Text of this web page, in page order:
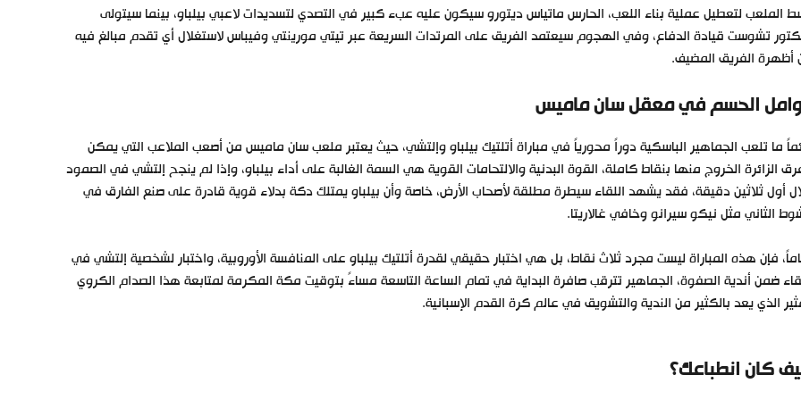
الملعب لتعطيل عملية بناء اللعب، الحارس ماتياس ديتورو سيكون عليه عبء كبير في التصدي لتسديدات لاعبي بيلباو، بينما سيتولى
تشوست قيادة الدفاع، وفي الهجوم سيعتمد الفريق على المرتدات السريعة عبر تيتي مورينتي وفيباس لاستغلال أي تقدم مبالغ فيه
أظهرة الفريق المضيف.
الحسم في معقل سان ماميس
ما تلعب الجماهير الباسكية دوراً محورياً في مباراة أتلتيك بيلباو وإلتشي، حيث يعتبر ملعب سان ماميس من أصعب الملاعب التي يمكن
الزائرة الخروج منها بنقاط كاملة، القوة البدنية والالتحامات القوية هي السمة الغالبة على أداء بيلباو، وإذا لم ينجح إلتشي في الصمود
أول ثلاثين دقيقة، فقد يشهد اللقاء سيطرة مطلقة لأصحاب الأرض، خاصة وأن بيلباو يمتلك دكة بدلاء قوية قادرة على صنع الفارق في
الثاني مثل نيكو سيرانو وخافي غالاريتا.
فإن هذه المباراة ليست مجرد ثلاث نقاط، بل هي اختبار حقيقي لقدرة أتلتيك بيلباو على المنافسة الأوروبية، واختبار لشخصية إلتشي في
ضمن أندية الصفوة، الجماهير تترقب صافرة البداية في تمام الساعة التاسعة مساءً بتوقيت مكة المكرمة لمتابعة هذا الصدام الكروي
الذي يعد بالكثير من الندية والتشويق في عالم كرة القدم الإسبانية.
كان انطباعك؟